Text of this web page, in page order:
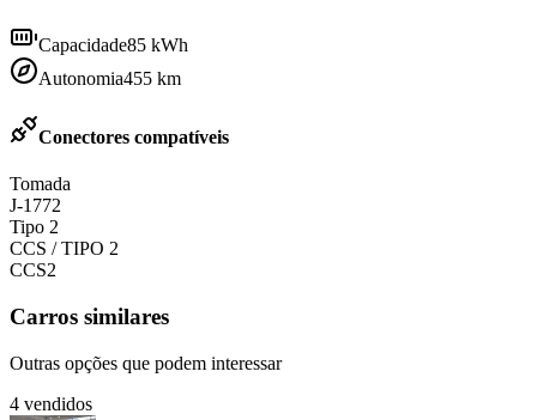
Capacidade85 kWh
Autonomia455 km
Conectores compatíveis
Tomada
J-1772
Tipo 2
CCS / TIPO 2
CCS2
Carros similares
Outras opções que podem interessar
4 vendidos